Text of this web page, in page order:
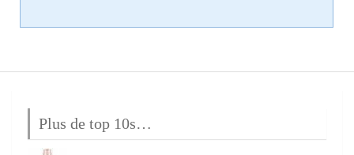
Plus de top 10s…